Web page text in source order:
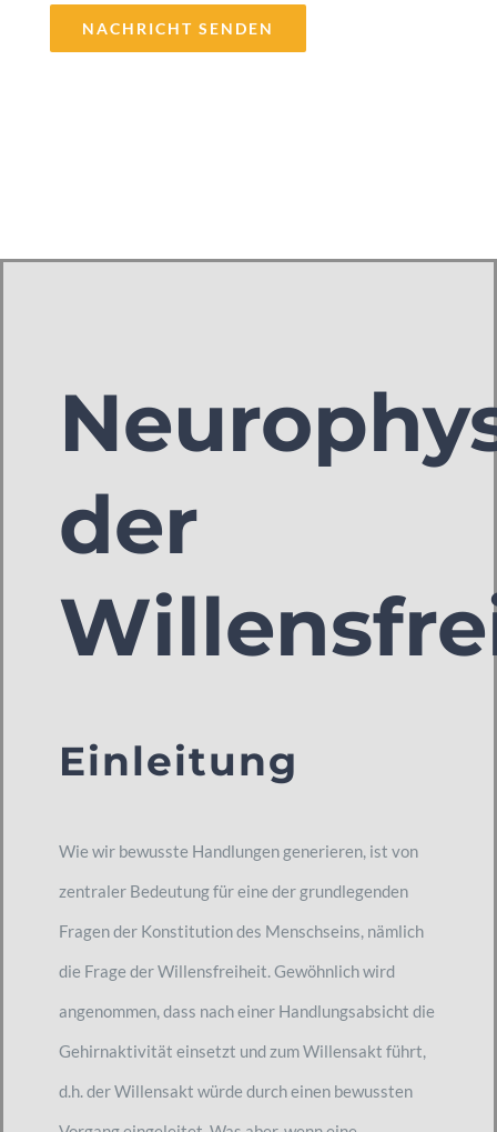
der
Einleitung
Wie wir bewusste Handlungen generieren, ist von
zentraler Bedeutung für eine der grundlegenden
Fragen der Konstitution des Menschseins, nämlich
die Frage der Willensfreiheit. Gewöhnlich wird
angenommen, dass nach einer Handlungsabsicht die
Gehirnaktivität einsetzt und zum Willensakt führt,
d.h. der Willensakt würde durch einen bewussten